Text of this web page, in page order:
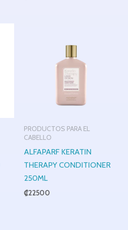
PRODUCTOS PARA EL
CABELLO
ALFAPARF KERATIN
THERAPY CONDITIONER
250ML
₡22500